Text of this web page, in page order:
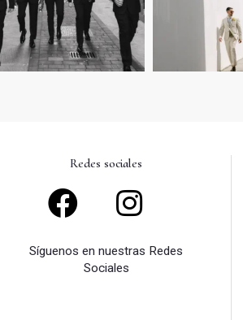
Redes sociales
Síguenos en nuestras Redes
Sociales